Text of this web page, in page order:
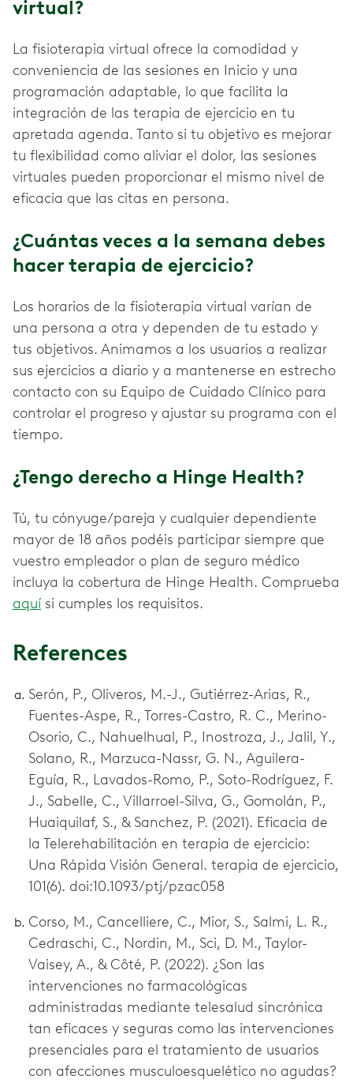
virtual?
La fisioterapia virtual ofrece la comodidad y
conveniencia de las sesiones en Inicio y una
programación adaptable, lo que facilita la
integración de las terapia de ejercicio en tu
apretada agenda. Tanto si tu objetivo es mejorar
tu flexibilidad como aliviar el dolor, las sesiones
virtuales pueden proporcionar el mismo nivel de
eficacia que las citas en persona.
¿Cuántas veces a la semana debes
hacer terapia de ejercicio?
Los horarios de la fisioterapia virtual varían de
una persona a otra y dependen de tu estado y
tus objetivos. Animamos a los usuarios a realizar
sus ejercicios a diario y a mantenerse en estrecho
contacto con su Equipo de Cuidado Clínico para
controlar el progreso y ajustar su programa con el
tiempo.
¿Tengo derecho a Hinge Health?
Tú, tu cónyuge/pareja y cualquier dependiente
mayor de 18 años podéis participar siempre que
vuestro empleador o plan de seguro médico
incluya la cobertura de Hinge Health. Comprueba
aquí si cumples los requisitos.
References
Serón, P., Oliveros, M.-J., Gutiérrez-Arias, R.,
Fuentes-Aspe, R., Torres-Castro, R. C., Merino-
Osorio, C., Nahuelhual, P., Inostroza, J., Jalil, Y.,
Solano, R., Marzuca-Nassr, G. N., Aguilera-
Eguía, R., Lavados-Romo, P., Soto-Rodríguez, F.
J., Sabelle, C., Villarroel-Silva, G., Gomolán, P.,
Huaiquilaf, S., & Sanchez, P. (2021). Eficacia de
la Telerehabilitación en terapia de ejercicio:
Una Rápida Visión General. terapia de ejercicio,
101(6). doi:10.1093/ptj/pzac058
Corso, M., Cancelliere, C., Mior, S., Salmi, L. R.,
Cedraschi, C., Nordin, M., Sci, D. M., Taylor-
Vaisey, A., & Côté, P. (2022). ¿Son las
intervenciones no farmacológicas
administradas mediante telesalud sincrónica
tan eficaces y seguras como las intervenciones
presenciales para el tratamiento de usuarios
con afecciones musculoesquelético no agudas?